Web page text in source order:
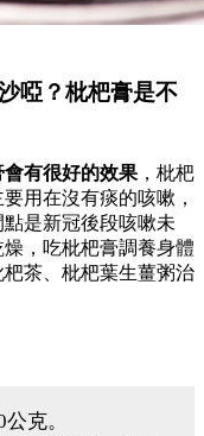
啞？枇杷膏是不
有很好的效果 ，枇杷
用在沒有痰的咳嗽，
是新冠後段咳嗽未
，吃枇杷膏調養身體
茶、 枇杷葉生薑粥治
克。